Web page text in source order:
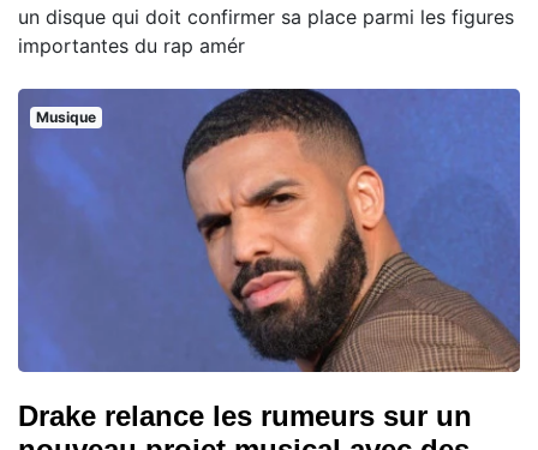
un disque qui doit confirmer sa place parmi les figures
importantes du rap amér
Musique
Drake relance les rumeurs sur un